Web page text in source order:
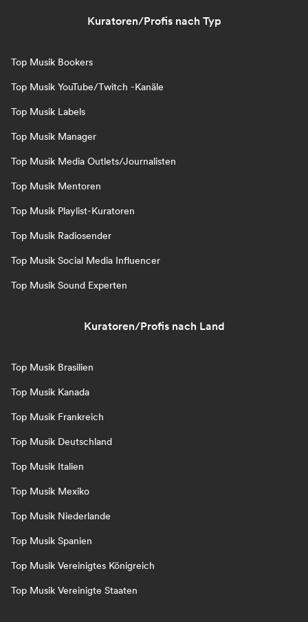
Kuratoren/Profis nach Typ
Top Musik Bookers
Top Musik YouTube/Twitch -Kanäle
Top Musik Labels
Top Musik Manager
Top Musik Media Outlets/Journalisten
Top Musik Mentoren
Top Musik Playlist-Kuratoren
Top Musik Radiosender
Top Musik Social Media Influencer
Top Musik Sound Experten
Kuratoren/Profis nach Land
Top Musik Brasilien
Top Musik Kanada
Top Musik Frankreich
Top Musik Deutschland
Top Musik Italien
Top Musik Mexiko
Top Musik Niederlande
Top Musik Spanien
Top Musik Vereinigtes Königreich
Top Musik Vereinigte Staaten